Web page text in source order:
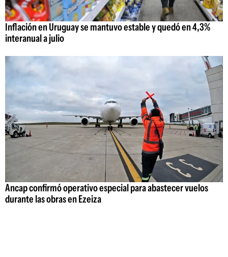
Inflación en Uruguay se mantuvo estable y quedó en 4,3%
interanual a julio
Ancap confirmó operativo especial para abastecer vuelos
durante las obras en Ezeiza